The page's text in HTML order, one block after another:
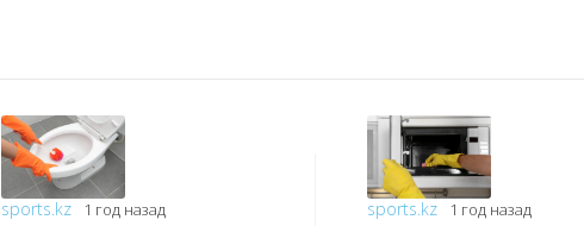
sports.kz 1 год назад sports.kz 1 год назад